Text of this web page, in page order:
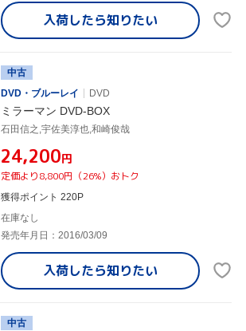
入荷したら知りたい
中古
DVD・ブルーレイ
DVD
ミラーマン DVD-BOX
石田信之,宇佐美淳也,和崎俊哉
¥24,200円
定価より8,800円（26%）おトク
獲得ポイント 220P
在庫なし
発売年月日：2016/03/09
入荷したら知りたい
中古